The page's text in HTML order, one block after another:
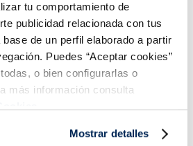
tu comportamiento de
publicidad relacionada con tus
de un perfil elaborado a partir
Puedes “Aceptar cookies”
o bien configurarlas o
más información consulta
Mostrar detalles